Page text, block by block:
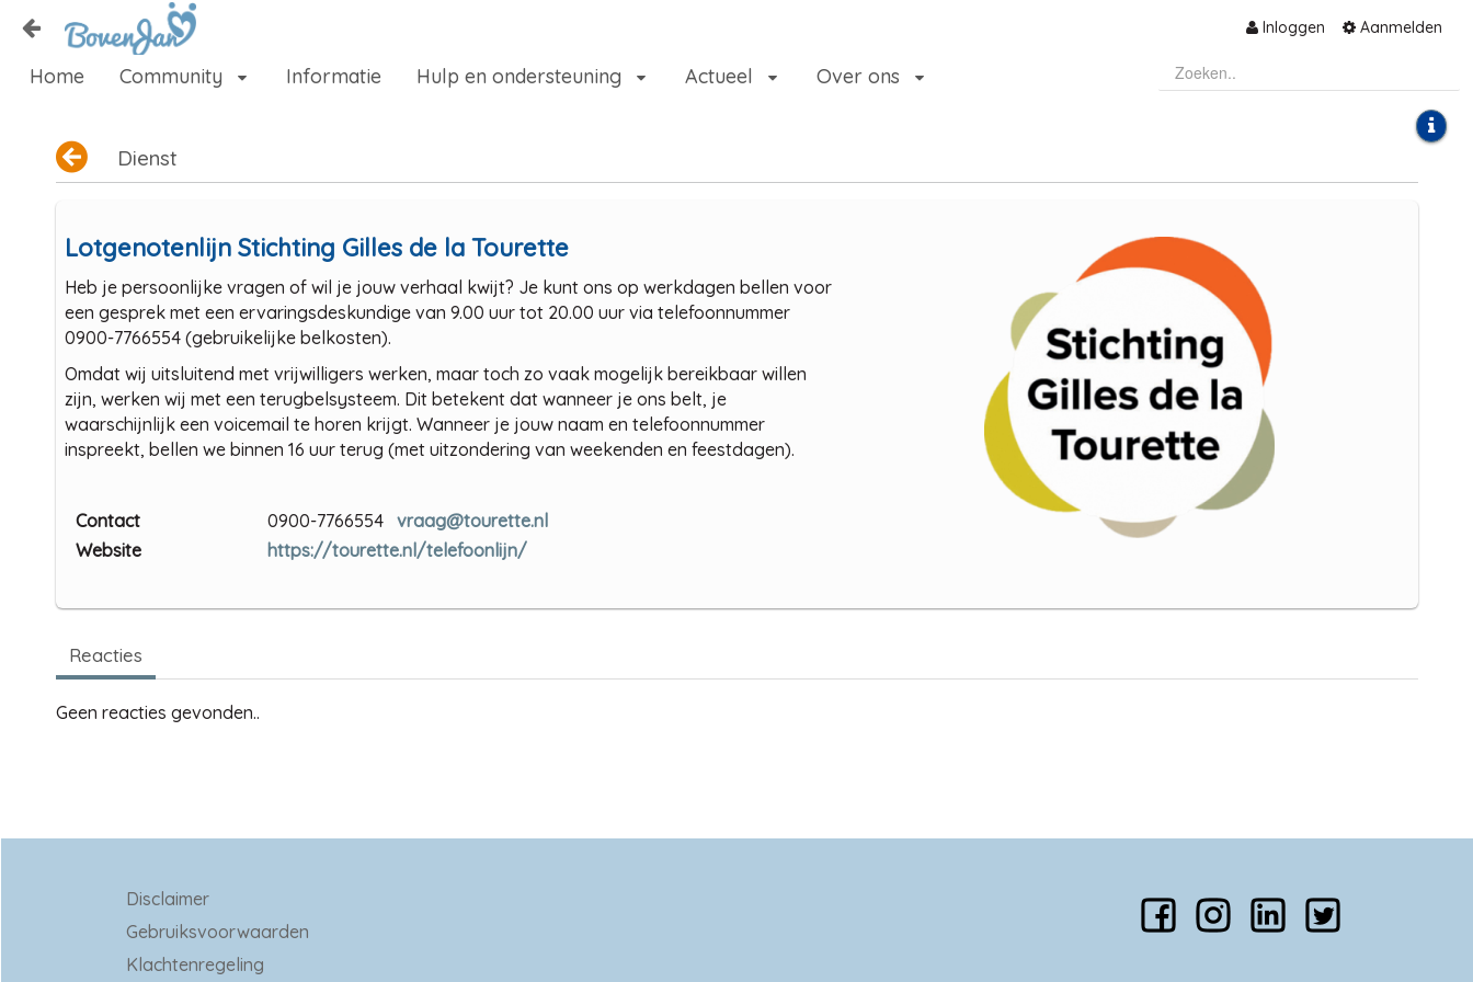
Naar content
Inloggen Aanmelden
Home
Home Community Informatie Hulp en ondersteuning Actueel Over ons
Dienst
Lotgenotenlijn Stichting Gilles de la Tourette
Heb je persoonlijke vragen of wil je jouw verhaal kwijt? Je kunt ons op werkdagen bellen voor
een gesprek met een ervaringsdeskundige van 9.00 uur tot 20.00 uur via telefoonnummer
0900-7766554 (gebruikelijke belkosten).
Omdat wij uitsluitend met vrijwilligers werken, maar toch zo vaak mogelijk bereikbaar willen
zijn, werken wij met een terugbelsysteem. Dit betekent dat wanneer je ons belt, je
waarschijnlijk een voicemail te horen krijgt. Wanneer je jouw naam en telefoonnummer
inspreekt, bellen we binnen 16 uur terug (met uitzondering van weekenden en feestdagen).
Contact 0900-7766554vraag@tourette.nl
Website
https://tourette.nl/telefoonlijn/
Reacties
Geen reacties gevonden..
Disclaimer
Gebruiksvoorwaarden
Klachtenregeling